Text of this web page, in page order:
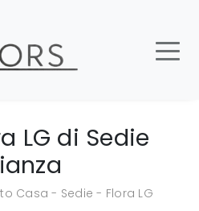
LG di Sedie
Casa - Sedie - Flora LG